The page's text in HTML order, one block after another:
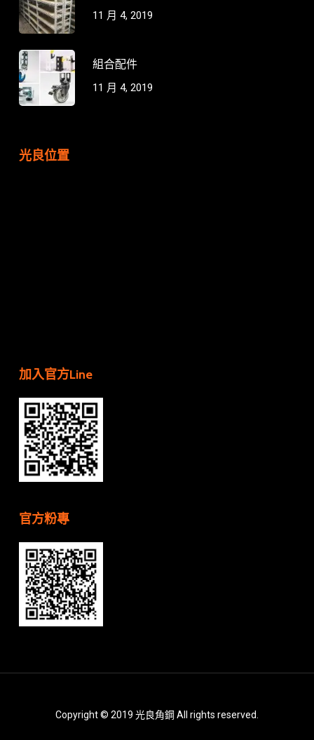
11 月 4, 2019
組合配件
11 月 4, 2019
光良位置
加入官方Line
官方粉專
Copyright © 2019 光良角鋼 All rights reserved.